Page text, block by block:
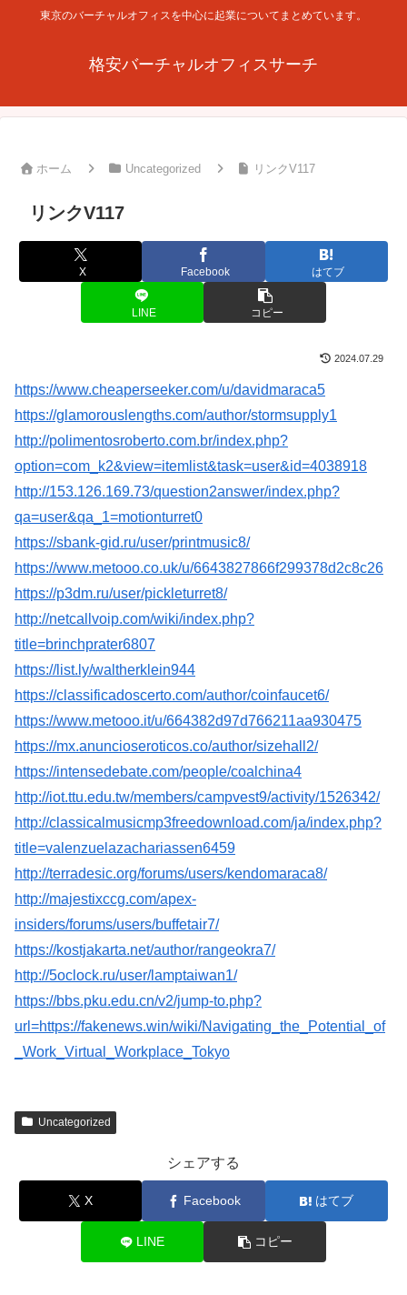
東京のバーチャルオフィスを中心に起業についてまとめています。
格安バーチャルオフィスサーチ
ホーム Uncategorized リンクV117
リンクV117
X Facebook はてブ
LINE コピー
2024.07.29
https://www.cheaperseeker.com/u/davidmaraca5
https://glamorouslengths.com/author/stormsupply1
http://polimentosroberto.com.br/index.php?
option=com_k2&view=itemlist&task=user&id=4038918
http://153.126.169.73/question2answer/index.php?
qa=user&qa_1=motionturret0
https://sbank-gid.ru/user/printmusic8/
https://www.metooo.co.uk/u/6643827866f299378d2c8c26
https://p3dm.ru/user/pickleturret8/
http://netcallvoip.com/wiki/index.php?
title=brinchprater6807
https://list.ly/waltherklein944
https://classificadoscerto.com/author/coinfaucet6/
https://www.metooo.it/u/664382d97d766211aa930475
https://mx.anuncioseroticos.co/author/sizehall2/
https://intensedebate.com/people/coalchina4
http://iot.ttu.edu.tw/members/campvest9/activity/1526342/
http://classicalmusicmp3freedownload.com/ja/index.php?
title=valenzuelazachariassen6459
http://terradesic.org/forums/users/kendomaraca8/
http://majestixccg.com/apex-
insiders/forums/users/buffetair7/
https://kostjakarta.net/author/rangeokra7/
http://5oclock.ru/user/lamptaiwan1/
https://bbs.pku.edu.cn/v2/jump-to.php?
url=https://fakenews.win/wiki/Navigating_the_Potential_of
_Work_Virtual_Workplace_Tokyo
Uncategorized
シェアする
X Facebook はてブ
LINE コピー